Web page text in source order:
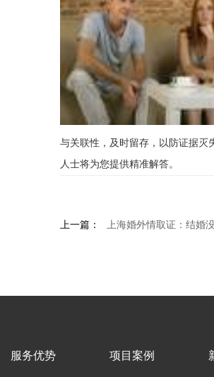
与关联性，及时留存，以防证据灭
人士将为您提供精准解答。
上一篇： 上海婚外情取证：结婚
服务优势 项目案例